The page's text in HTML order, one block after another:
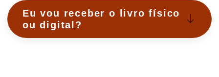
Eu vou receber o livro físico
ou digital?